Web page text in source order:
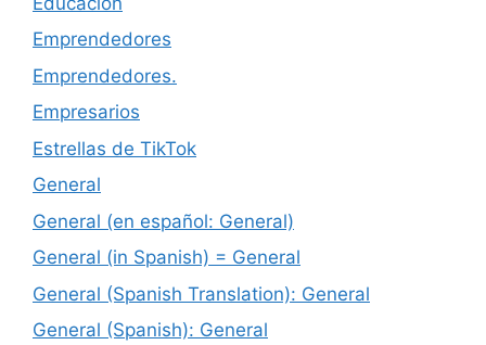
Emprendedores
Emprendedores.
Empresarios
Estrellas de TikTok
General
General (en español: General)
General (in Spanish) = General
General (Spanish Translation): General
General (Spanish): General